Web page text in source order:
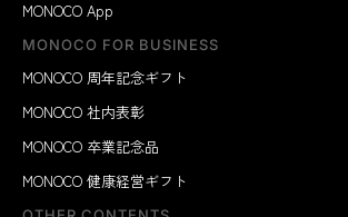
MONOCO App
MONOCO FOR BUSINESS
MONOCO 周年記念ギフト
MONOCO 社内表彰
MONOCO 卒業記念品
MONOCO 健康経営ギフト